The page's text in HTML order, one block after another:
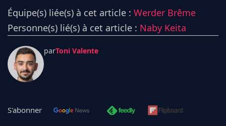
Équipe(s) liée(s) à cet article : Werder Brême
Personne(s) lié(s) à cet article : Naby Keita
parToni Valente
S'abonner